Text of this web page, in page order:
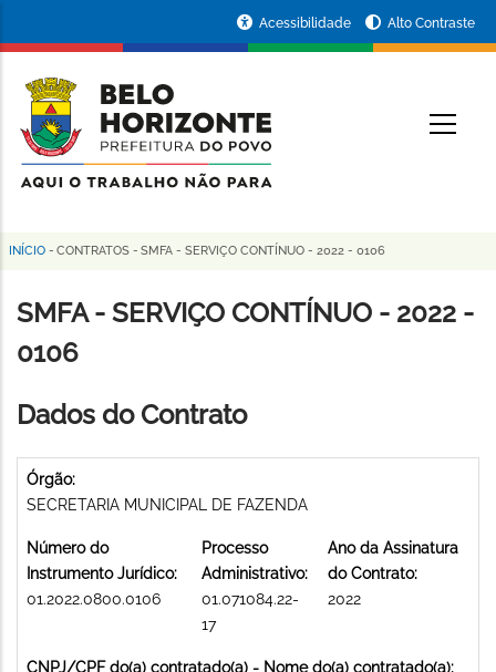
conteúdo
principal
da
Prefeitura
de
Horizonte
Acessibilidade Alto Contraste
Trilha
de
navegação
INÍCIO - CONTRATOS - SMFA - SERVIÇO CONTÍNUO - 2022 - 0106
SMFA - SERVIÇO CONTÍNUO - 2022 -
0106
Dados do Contrato
Órgão:
SECRETARIA MUNICIPAL DE FAZENDA
Número do
Instrumento Jurídico:
01.2022.0800.0106
Processo
Administrativo:
01.071084.22-
17
Ano da Assinatura
do Contrato:
2022
CNPJ/CPF do(a) contratado(a) - Nome do(a) contratado(a):